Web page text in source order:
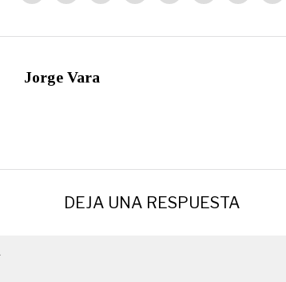
Jorge Vara
DEJA UNA RESPUESTA